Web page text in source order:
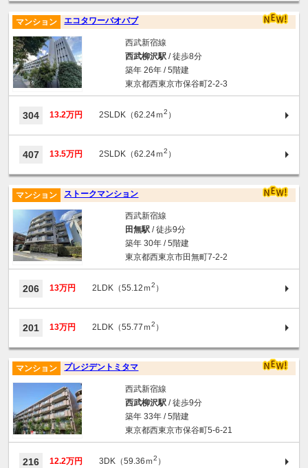
エコタワーバオバブ
マンション
西武新宿線
西武柳沢駅/ 徒歩8分
築年 26年 / 5階建
東京都西東京市保谷町2-2-3
304 13.2万円 2SLDK（62.24ｍ2 ）
407 13.5万円 2SLDK（62.24ｍ2 ）
ストークマンション
マンション
西武新宿線
田無駅/ 徒歩9分
築年 30年 / 5階建
東京都西東京市田無町7-2-2
206 13万円 2LDK（55.12ｍ2 ）
201 13万円 2LDK（55.77ｍ2 ）
プレジデントミタマ
マンション
西武新宿線
西武柳沢駅/ 徒歩9分
築年 33年 / 5階建
東京都西東京市保谷町5-6-21
216 12.2万円 3DK（59.36ｍ2 ）